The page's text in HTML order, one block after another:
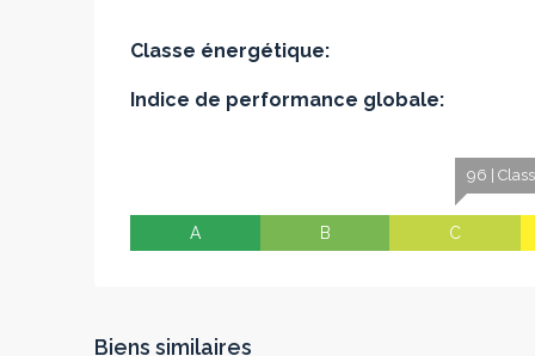
Classe énergétique:
Indice de performance globale:
A B
96 |
C
Biens similaires